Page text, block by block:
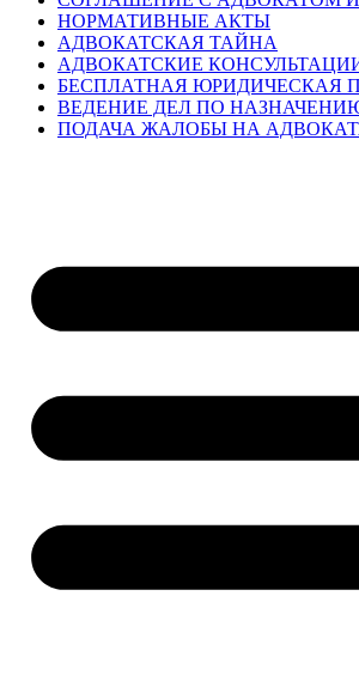
НОРМАТИВНЫЕ АКТЫ
АДВОКАТСКАЯ ТАЙНА
АДВОКАТСКИЕ
БЕСПЛАТНАЯ ЮРИДИЧЕСКАЯ
ВЕДЕНИЕ ДЕЛ ПО
ПОДАЧА ЖАЛОБЫ НА